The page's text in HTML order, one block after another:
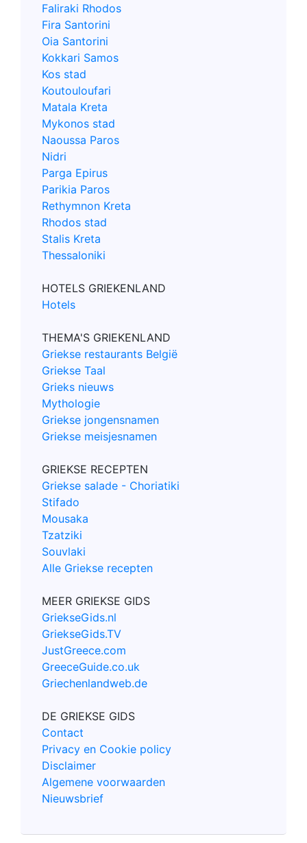
Faliraki Rhodos
Fira Santorini
Oia Santorini
Kokkari Samos
Kos stad
Koutouloufari
Matala Kreta
Mykonos stad
Naoussa Paros
Nidri
Parga Epirus
Parikia Paros
Rethymnon Kreta
Rhodos stad
Stalis Kreta
Thessaloniki
HOTELS GRIEKENLAND
Hotels
THEMA'S GRIEKENLAND
Griekse restaurants België
Griekse Taal
Grieks nieuws
Mythologie
Griekse jongensnamen
Griekse meisjesnamen
GRIEKSE RECEPTEN
Griekse salade - Choriatiki
Stifado
Mousaka
Tzatziki
Souvlaki
Alle Griekse recepten
MEER GRIEKSE GIDS
GriekseGids.nl
GriekseGids.TV
JustGreece.com
GreeceGuide.co.uk
Griechenlandweb.de
DE GRIEKSE GIDS
Contact
Privacy en Cookie policy
Disclaimer
Algemene voorwaarden
Nieuwsbrief